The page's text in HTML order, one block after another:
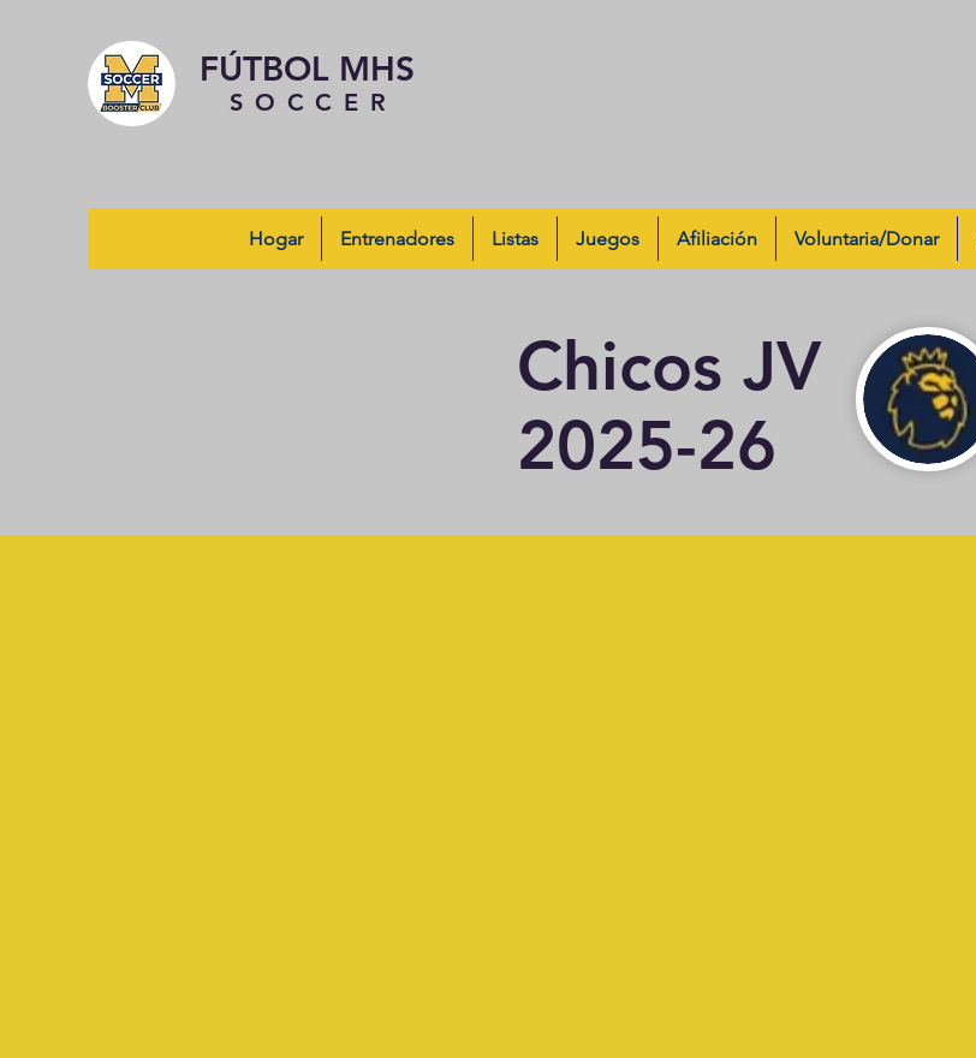
SOCCER
FÚTBOL MHS
Hogar Entrenadores Listas Juegos Afiliación Voluntaria/Donar
Chicos JV
2025-26